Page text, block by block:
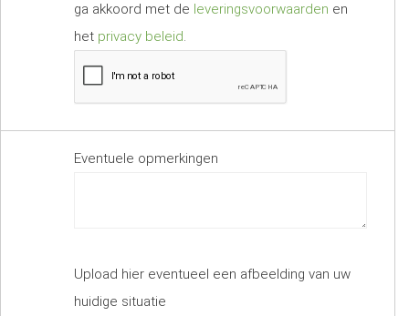
ga akkoord met de leveringsvoorwaarden en
het privacy beleid.
Eventuele opmerkingen
Upload hier eventueel een afbeelding van uw
huidige situatie